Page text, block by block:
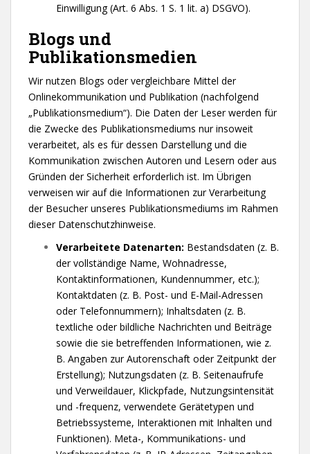
Einwilligung (Art. 6 Abs. 1 S. 1 lit. a) DSGVO).
Blogs und
Publikationsmedien
Wir nutzen Blogs oder vergleichbare Mittel der
Onlinekommunikation und Publikation (nachfolgend
„Publikationsmedium“). Die Daten der Leser werden für
die Zwecke des Publikationsmediums nur insoweit
verarbeitet, als es für dessen Darstellung und die
Kommunikation zwischen Autoren und Lesern oder aus
Gründen der Sicherheit erforderlich ist. Im Übrigen
verweisen wir auf die Informationen zur Verarbeitung
der Besucher unseres Publikationsmediums im Rahmen
dieser Datenschutzhinweise.
Verarbeitete Datenarten: Bestandsdaten (z. B.
der vollständige Name, Wohnadresse,
Kontaktinformationen, Kundennummer, etc.);
Kontaktdaten (z. B. Post- und E-Mail-Adressen
oder Telefonnummern); Inhaltsdaten (z. B.
textliche oder bildliche Nachrichten und Beiträge
sowie die sie betreffenden Informationen, wie z.
B. Angaben zur Autorenschaft oder Zeitpunkt der
Erstellung); Nutzungsdaten (z. B. Seitenaufrufe
und Verweildauer, Klickpfade, Nutzungsintensität
und -frequenz, verwendete Gerätetypen und
Betriebssysteme, Interaktionen mit Inhalten und
Funktionen). Meta-, Kommunikations- und